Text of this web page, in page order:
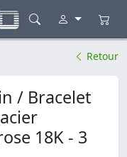
Retour
/ Bracelet
18K - 3